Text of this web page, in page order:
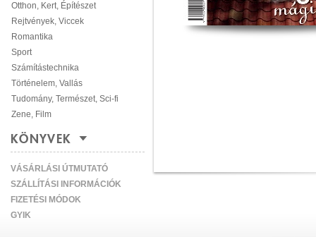
Otthon, Kert, Építészet
Rejtvények, Viccek
Romantika
Sport
Számítástechnika
Történelem, Vallás
Tudomány, Természet, Sci-fi
Zene, Film
KÖNYVEK
VÁSÁRLÁSI ÚTMUTATÓ
SZÁLLÍTÁSI INFORMÁCIÓK
FIZETÉSI MÓDOK
GYIK